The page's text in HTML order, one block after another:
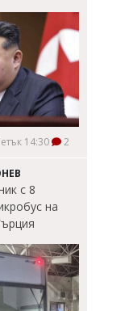
14:30 2
с 8
на